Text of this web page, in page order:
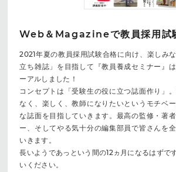
Web＆Magazineで教員採用試
2021年夏の教員採用試験合格に向け、楽しみ
立ち雑誌」を目指して『教員養成セミナー』
ーアルしました！
コンセプトは「受験生の役に立つ誌面作り」
なく、楽しく、教師になりたいというモチベ
な誌面を目指していきます。最高の監修・著
ー、そしてやる気十分の編集部員で皆さんを
いきます。
長いようであっという間の12ヵ月になるはずで
いください。